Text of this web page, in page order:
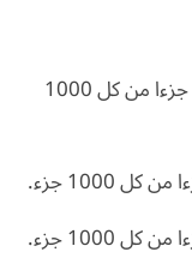
معيار ( 22 قيراطا ) يعنى 916.6 سهما أو جزءا من كل 1000